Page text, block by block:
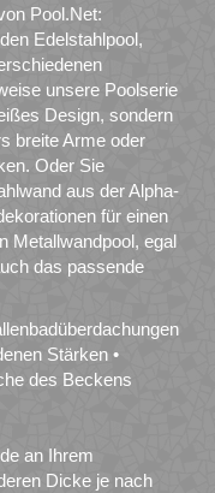
Pool.Net:
Edelstahlpool,
unsere Poolserie
Design, sondern
breite Arme oder
Oder Sie
aus der Alpha-
für einen
Metallwandpool, egal
das passende
Stärken •
des Beckens
an Ihrem
Dicke je nach